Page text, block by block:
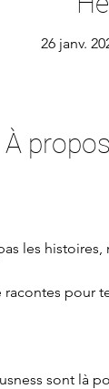
26 janv.
À
les
pour
sont là